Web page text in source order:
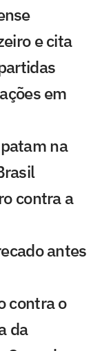
e cita
em
na
contra a
antes
contra o
da